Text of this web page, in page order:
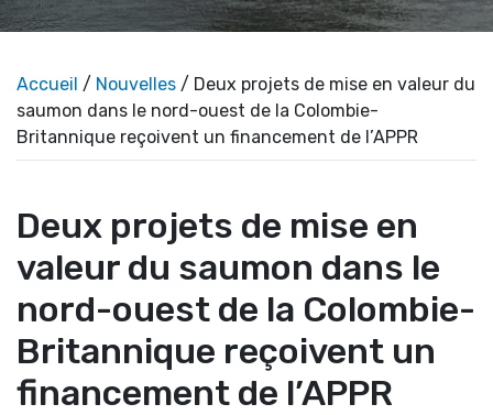
Accueil / Nouvelles / Deux projets de mise en valeur du
saumon dans le nord-ouest de la Colombie-
Britannique reçoivent un financement de l’APPR
Deux projets de mise en
valeur du saumon dans le
nord-ouest de la Colombie-
Britannique reçoivent un
financement de l’APPR